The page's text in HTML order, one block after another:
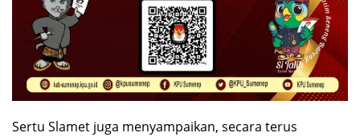
Sertu Slamet juga menyampaikan, secara terus